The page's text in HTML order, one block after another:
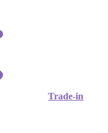
Trade-in